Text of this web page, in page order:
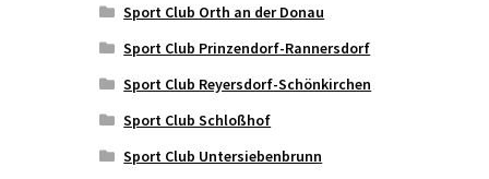
Sport Club Orth an der Donau
Sport Club Prinzendorf-Rannersdorf
Sport Club Reyersdorf-Schönkirchen
Sport Club Schloßhof
Sport Club Untersiebenbrunn